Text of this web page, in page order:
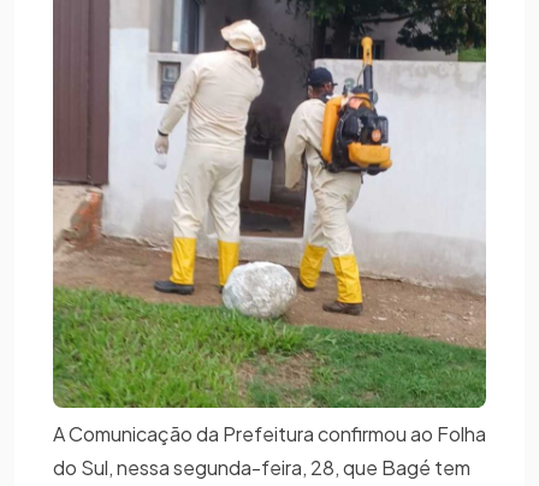
A Comunicação da Prefeitura confirmou ao Folha
do Sul, nessa segunda-feira, 28, que Bagé tem